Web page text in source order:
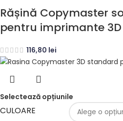
Rășină Copymaster
pentru imprimante
116,80 lei
Selectează opțiunile
CULOARE